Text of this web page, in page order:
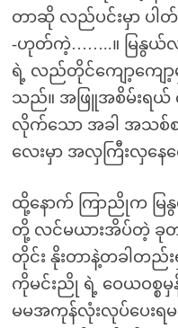
တာဆို လည်ပင်းမှာ ပ
-ဟုတ်ကဲ့……..။ မြနွ
ရဲ့ လည်တိုင်ကျော့ကျေ
သည်။ အဖြူအစိမ်းရယ်
လိုက်သော အခါ အသစ်
လေးမှာ အလှကြီးလှနေ
ထို့နောက် ကြာညိုက မြ
တို့ လင်မယားအိပ်တဲ့ ခု
တိုင်း နိုးတာနဲ့တခါတည်း
ကိုမင်းညို ရဲ့ ဝေယဝစ္စ
မမအကုန်လုံးလုပ်ပေးရ